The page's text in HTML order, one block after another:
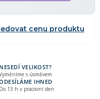
NESEDÍ VELIKOST?
s úsměvem
IHNED
Do 13 h v pracovní den